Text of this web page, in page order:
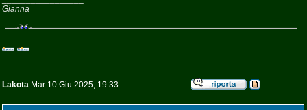
Gianna
Lakota Mar 10 Giu 2025, 19:33